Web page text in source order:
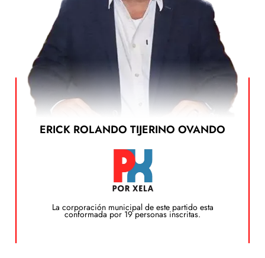
ERICK ROLANDO TIJERINO OVANDO
La corporación municipal de este partido esta
conformada por 19 personas inscritas.
Plan de Gobierno
Actualmente este partido no cuenta con un plan
de gobierno por escrito, anclado a sus redes
sociales o accesible mediante un enlace, de ser
publicarlo estará disponible en el siguiente botón: